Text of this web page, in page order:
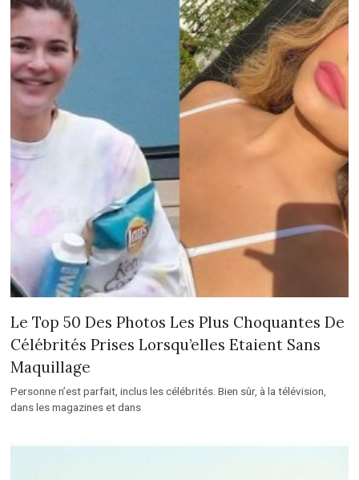
Le Top 50 Des Photos Les Plus Choquantes De
Célébrités Prises Lorsqu’elles Etaient Sans
Maquillage
Personne n’est parfait, inclus les célébrités. Bien sûr, à la télévision,
dans les magazines et dans